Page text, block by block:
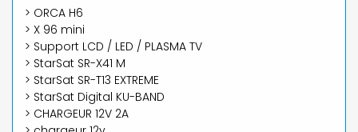
> ORCA H6
> X 96 mini
> Support LCD / LED / PLASMA TV
> StarSat SR-X41 M
> StarSat SR-T13 EXTREME
> StarSat Digital KU-BAND
> CHARGEUR 12V 2A